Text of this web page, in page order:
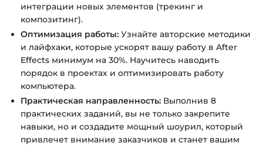
интеграции новых элементов (трекинг и
композитинг).
Оптимизация работы: Узнайте авторские методики
и лайфхаки, которые ускорят вашу работу в After
Effects минимум на 30%. Научитесь наводить
порядок в проектах и оптимизировать работу
компьютера.
Практическая направленность: Выполнив 8
практических заданий, вы не только закрепите
навыки, но и создадите мощный шоурил, который
привлечет внимание заказчиков и станет вашим